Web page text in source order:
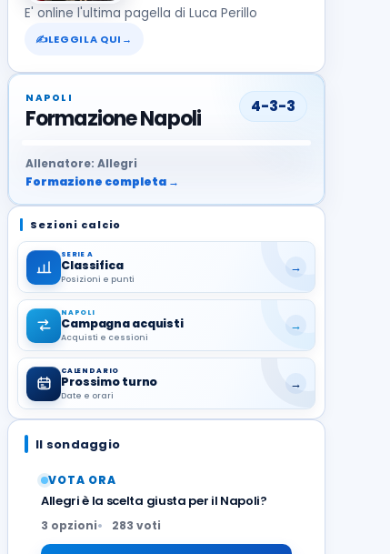
E' online l'ultima pagella di Luca Perillo
✍LEGGILA QUI →
NAPOLI
Formazione Napoli 4-3-3
Allenatore: Allegri
Formazione completa →
Sezioni calcio
SERIE A
Classifica
Posizioni e punti
→
NAPOLI
Campagna acquisti
Acquisti e cessioni
→
CALENDARIO
Prossimo turno
Date e orari
→
Il sondaggio
VOTA ORA
Allegri è la scelta giusta per il Napoli?
3 opzioni 283 voti